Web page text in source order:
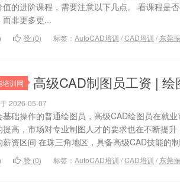
值的进阶课程，需要注意以下几点。 看课程是
而非更多更...
赞 (0) 标签： AutoCAD培训 /CAD培训 / 东莞
培训网 高级CAD制图员工资 |
2026-05-07
基础操作的普通绘图员，高级CAD绘图员在就
提高，市场对专业制图人才的要求也在不断提
薪资区间 在珠三角地区，具备高级CAD技能的
赞 (0) 标签： AutoCAD培训 /CAD培训 / 东莞